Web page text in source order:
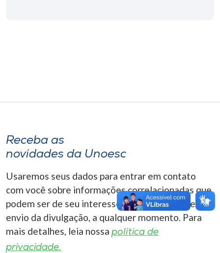
A-
Receba as
novidades da Unoesc
Usaremos seus dados para entrar em contato
com você sobre informações correlacionadas que
podem ser de seu interesse. Você pode cancelar o
envio da divulgação, a qualquer momento. Para
mais detalhes, leia nossa política de
privacidade.